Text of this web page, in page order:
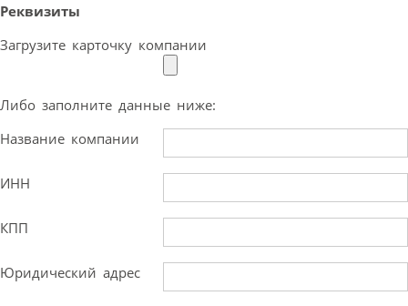
Реквизиты
Загрузите карточку компании
Либо заполните данные ниже:
Название компании
ИНН
КПП
Юридический адрес